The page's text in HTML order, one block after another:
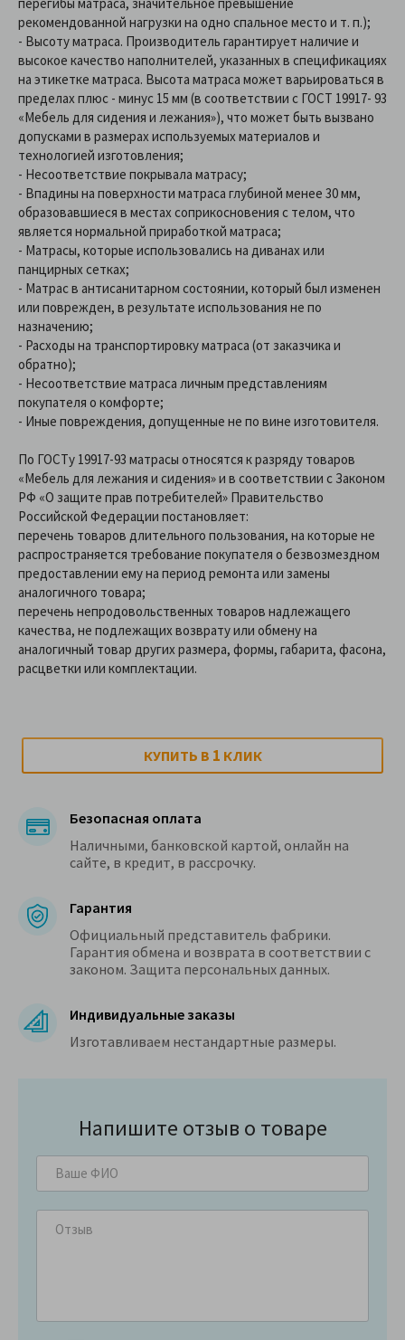
рекомендованной нагрузки на одно спальное место и т. п.);
- Высоту матраса. Производитель гарантирует наличие и
высокое качество наполнителей, указанных в спецификациях
на этикетке матраса. Высота матраса может варьироваться в
пределах плюс - минус 15 мм (в соответствии с ГОСТ 19917- 93
«Мебель для сидения и лежания»), что может быть вызвано
допусками в размерах используемых материалов и
технологией изготовления;
- Несоответствие покрывала матрасу;
- Впадины на поверхности матраса глубиной менее 30 мм,
образовавшиеся в местах соприкосновения с телом, что
является нормальной приработкой матраса;
- Матрасы, которые использовались на диванах или
панцирных сетках;
- Матрас в антисанитарном состоянии, который был изменен
или поврежден, в результате использования не по
назначению;
- Расходы на транспортировку матраса (от заказчика и
обратно);
- Несоответствие матраса личным представлениям
покупателя о комфорте;
- Иные повреждения, допущенные не по вине изготовителя.
По ГОСТу 19917-93 матрасы относятся к разряду товаров
«Мебель для лежания и сидения» и в соответствии с Законом
РФ «О защите прав потребителей» Правительство
Российской Федерации постановляет:
перечень товаров длительного пользования, на которые не
распространяется требование покупателя о безвозмездном
предоставлении ему на период ремонта или замены
аналогичного товара;
перечень непродовольственных товаров надлежащего
качества, не подлежащих возврату или обмену на
аналогичный товар других размера, формы, габарита, фасона,
расцветки или комплектации.
КУПИТЬ В 1 КЛИК
Безопасная оплата
Наличными, банковской картой, онлайн на
сайте, в кредит, в рассрочку.
Гарантия
Официальный представитель фабрики.
Гарантия обмена и возврата в соответствии с
законом. Защита персональных данных.
Индивидуальные заказы
Изготавливаем нестандартные размеры.
Напишите отзыв о товаре